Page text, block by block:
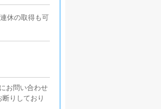
更新業
は簡単な入力
・店内清
休の取得も可
お問い合わせ
りしており